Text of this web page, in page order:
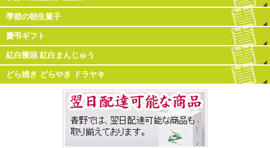
季節の朝生菓子
慶弔ギフト
紅白饅頭 紅白まんじゅう
どら焼き どらやき ドラヤキ